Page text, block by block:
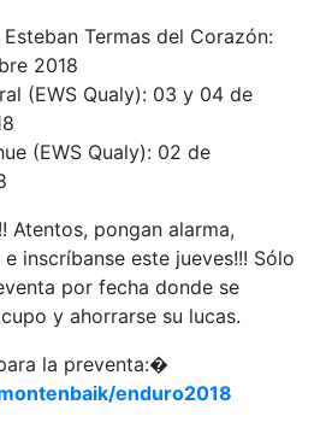
Esteban Termas del Corazón:
2018
(EWS Qualy): 03 y 04 de
(EWS Qualy): 02 de
Atentos, pongan alarma,
inscríbanse este jueves!!! Sólo
por fecha donde se
y ahorrarse su lucas.
la preventa:�
enduro2018